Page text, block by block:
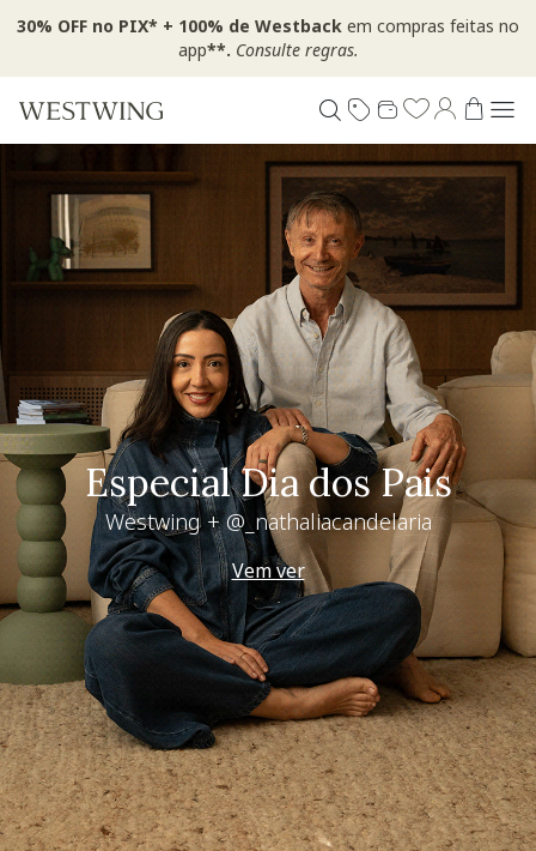
30% OFF no PIX* + 100% de Westback em compras feitas no
app**. Consulte regras.
Especial Dia dos Pais
Westwing + @_nathaliacandelaria
Vem ver